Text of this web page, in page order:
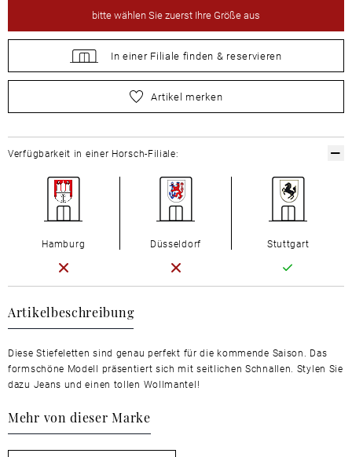
bittewählen Sie zuerst Ihre Größe aus
In einer Filiale finden & reservieren
wählen Sie zuerst Ihre Größe aus
Artikel merken
Artikelbeschreibung
Diese Stiefeletten sind genau perfekt für die kommende Saison. Das
formschöne Modell präsentiert sich mit seitlichen Schnallen. Stylen Sie
dazu Jeans und einen tollen Wollmantel!
Mehr von dieser Marke
Verfügbarkeit in einer Horsch-Filiale:
Hamburg Düsseldorf Stuttgart